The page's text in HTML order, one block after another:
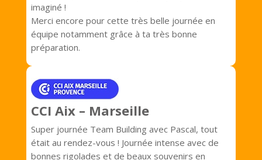
imaginé !
Merci encore pour cette très belle journée en
équipe notamment grâce à ta très bonne
préparation.
CCI Aix – Marseille
Super journée Team Building avec Pascal, tout
était au rendez-vous ! Journée intense avec de
bonnes rigolades et de beaux souvenirs en